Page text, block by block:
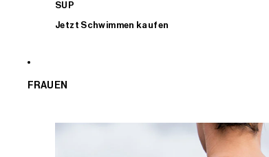
SUP
Jetzt Schwimmen kaufen
FRAUEN